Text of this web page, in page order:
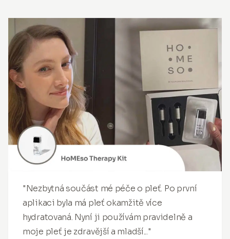
"Nezbytná součást mé péče o pleť. Po první
aplikaci byla má pleť okamžitě více
hydratovaná. Nyní ji používám pravidelně a
moje pleť je zdravější a mladší..."